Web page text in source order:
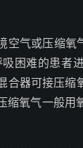
气或压缩氧
困难的患者
器可接压缩
氧气一般用